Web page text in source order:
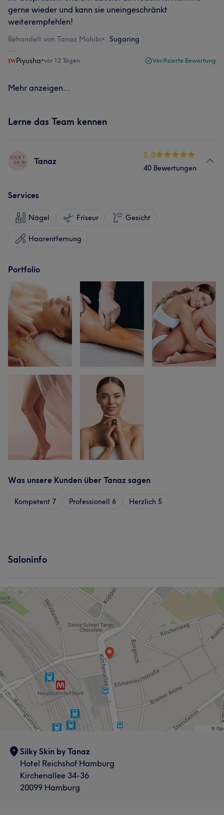
gerne wieder und kann sie uneingeschränkt
weiterempfehlen!
Behandelt von Tanaz Mohibi• Sugaring
Piyusha•vor 12 Tagen Verifizierte Bewertung
Mehr anzeigen...
Lerne das Team kennen
Tanaz
5.0
40 Bewertungen
Services
Nägel Friseur Gesicht
Haarentfernung
Portfolio
Was unsere Kunden über Tanaz sagen
Kompetent 7 Professionell 6 Herzlich 5
Saloninfo
Silky Skin by Tanaz
Hotel Reichshof Hamburg
Kirchenallee 34-36
20099 Hamburg